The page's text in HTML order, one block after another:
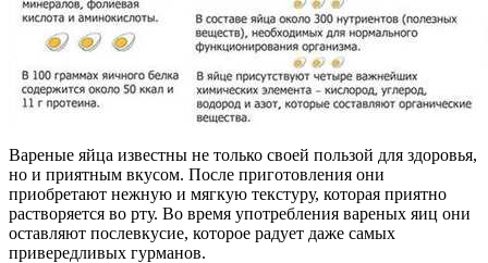
Вареные яйца известны не только своей пользой для здоровья,
но и приятным вкусом. После приготовления они
приобретают нежную и мягкую текстуру, которая приятно
растворяется во рту. Во время употребления вареных яиц они
оставляют послевкусие, которое радует даже самых
привередливых гурманов.